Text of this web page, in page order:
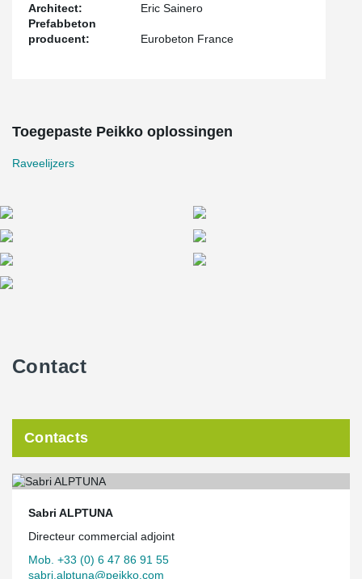
Architect:
Eric Sainero
Prefabbeton
producent:
Eurobeton France
Toegepaste Peikko oplossingen
Raveelijzers
Contact
Contacts
Sabri ALPTUNA
Directeur commercial adjoint
Mob. +33 (0) 6 47 86 91 55
sabri.alptuna@peikko.com